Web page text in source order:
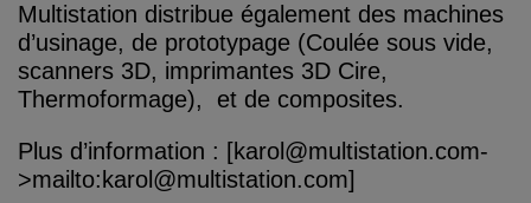
Multistation distribue également des machines
d’usinage, de prototypage (Coulée sous vide,
scanners 3D, imprimantes 3D Cire,
Thermoformage), et de composites.
Plus d’information : [karol@multistation.com-
>mailto:karol@multistation.com]